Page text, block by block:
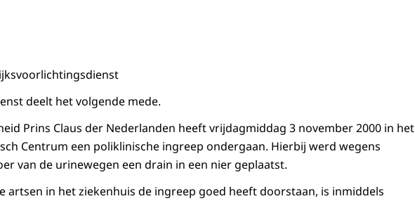
deelt het volgende mede.
Prins Claus der Nederlanden heeft vrijdagmiddag 3 november 2000 in het
Centrum een poliklinische ingreep ondergaan. Hierbij werd wegens
van de urinewegen een drain in een nier geplaatst.
artsen in het ziekenhuis de ingreep goed heeft doorstaan, is inmiddels